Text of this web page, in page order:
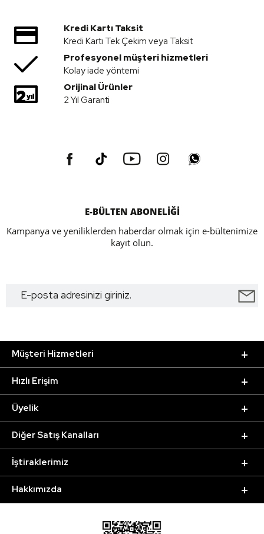
Kredi Kartı Taksit
Kredi Kartı Tek Çekim veya Taksit
Profesyonel müşteri hizmetleri
Kolay iade yöntemi
Orijinal Ürünler
2 Yıl Garanti
E-BÜLTEN ABONELİĞİ
Kampanya ve yeniliklerden haberdar olmak için e-bültenimize
kayıt olun.
Müşteri Hizmetleri
Hızlı Erişim
Üyelik
Diğer Satış Kanalları
İştiraklerimiz
Hakkımızda